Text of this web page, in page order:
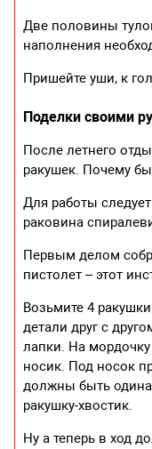
Две половины
наполнения
Пришейте уши, к
Поделки своими
После летнего
ракушек. Почему
Для работы
раковина
Первым делом
пистолет – этот
Возьмите 4
детали друг с
лапки. На
носик. Под носок
должны быть
ракушку-хвостик.
Ну а теперь в ход